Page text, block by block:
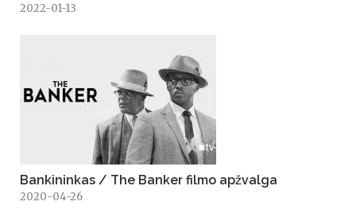
2022-01-13
Bankininkas / The Banker filmo apžvalga
2020-04-26